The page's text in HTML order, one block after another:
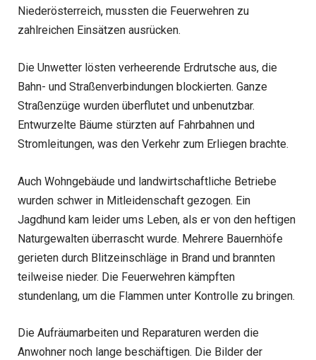
Niederösterreich, mussten die Feuerwehren zu
zahlreichen Einsätzen ausrücken.
Die Unwetter lösten verheerende Erdrutsche aus, die
Bahn- und Straßenverbindungen blockierten. Ganze
Straßenzüge wurden überflutet und unbenutzbar.
Entwurzelte Bäume stürzten auf Fahrbahnen und
Stromleitungen, was den Verkehr zum Erliegen brachte.
Auch Wohngebäude und landwirtschaftliche Betriebe
wurden schwer in Mitleidenschaft gezogen. Ein
Jagdhund kam leider ums Leben, als er von den heftigen
Naturgewalten überrascht wurde. Mehrere Bauernhöfe
gerieten durch Blitzeinschläge in Brand und brannten
teilweise nieder. Die Feuerwehren kämpften
stundenlang, um die Flammen unter Kontrolle zu bringen.
Die Aufräumarbeiten und Reparaturen werden die
Anwohner noch lange beschäftigen. Die Bilder der